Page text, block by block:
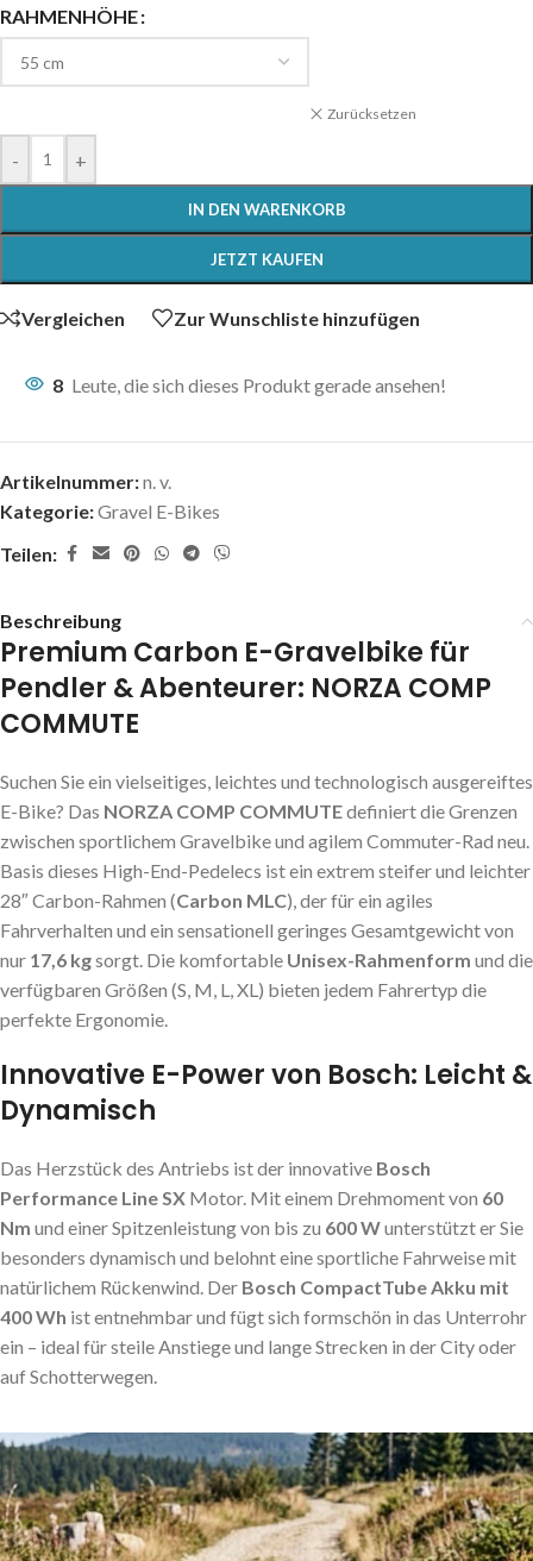
RAHMENHÖHE
Zurücksetzen
- +
IN DEN WARENKORB
JETZT KAUFEN
Vergleichen Zur Wunschliste hinzufügen
8 Leute, die sich dieses Produkt gerade ansehen!
Artikelnummer:n. v.
Kategorie:Gravel E-Bikes
Teilen:
Beschreibung
Premium Carbon E-Gravelbike für
Pendler & Abenteurer: NORZA COMP
COMMUTE
Suchen Sie ein vielseitiges, leichtes und technologisch ausgereiftes
E-Bike? Das NORZA COMP COMMUTEdefiniert die Grenzen
zwischen sportlichem Gravelbike und agilem Commuter-Rad neu.
Basis dieses High-End-Pedelecs ist ein extrem steifer und leichter
28″ Carbon-Rahmen (Carbon MLC), der für ein agiles
Fahrverhalten und ein sensationell geringes Gesamtgewicht von
nur 17,6 kgsorgt. Die komfortable Unisex-Rahmenform und die
verfügbaren Größen (S, M, L, XL) bieten jedem Fahrertyp die
perfekte Ergonomie.
Innovative E-Power von Bosch: Leicht &
Dynamisch
Das Herzstück des Antriebs ist der innovative Bosch
Performance Line SX Motor. Mit einem Drehmoment von 60
Nm und einer Spitzenleistung von bis zu 600 Wunterstützt er Sie
besonders dynamisch und belohnt eine sportliche Fahrweise mit
natürlichem Rückenwind. Der Bosch CompactTube Akku mit
400 Wh ist entnehmbar und fügt sich formschön in das Unterrohr
ein – ideal für steile Anstiege und lange Strecken in der City oder
auf Schotterwegen.